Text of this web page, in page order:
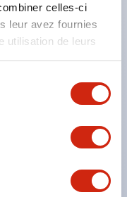
celles-ci
leur avez fournies
utilisation de leurs
en groupe
type résistant